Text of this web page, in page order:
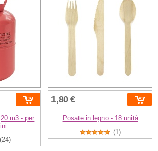
m3 - per
(24)
1,80 €
Posate in legno - 18 unità
(1)